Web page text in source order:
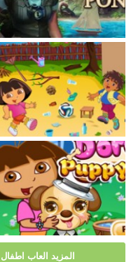
المزيد العاب اطفال 2019 - العاب اطفال جديدة